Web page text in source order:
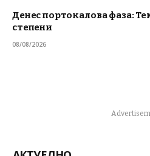
Денес портокалова фаза:
степени
08/08/2026